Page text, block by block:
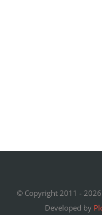
© Copyright 2011 -
Developed by